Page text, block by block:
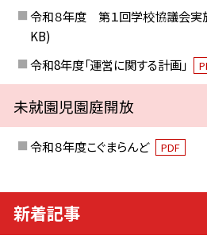
令和８年度 第１回学校協議会実
KB)
令和8年度「運営に関する計画」
未就園児園庭開放
令和８年度こぐまらんど PDF
新着記事